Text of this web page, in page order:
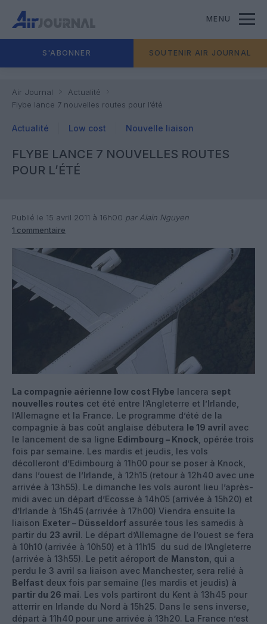
MENU
S'ABONNER SOUTENIR AIR JOURNAL
Air Journal
Actualité
Flybe lance 7 nouvelles routes pour l’été
Actualité Low cost Nouvelle liaison
FLYBE LANCE 7 NOUVELLES ROUTES
POUR L’ÉTÉ
Publié le 15 avril 2011 à 16h00 par Alain Nguyen
1 commentaire
La compagnie aérienne low cost Flybe lancera sept
nouvelles routes cet été entre l’Angleterre et l’Irlande,
l’Allemagne et la France. Le programme d’été de la
compagnie à bas coût anglaise débutera le 19 avril avec
le lancement de sa ligne Edimbourg – Knock , opérée trois
fois par semaine. Les mardis et jeudis, les vols
décolleront d’Edimbourg à 11h00 pour se poser à Knock,
dans l’ouest de l’Irlande, à 12h15 (retour à 12h40 avec une
arrivée à 13h55). Le dimanche les vols auront lieu l’après-
midi avec un départ d’Ecosse à 14h05 (arrivée à 15h20) et
d’Irlande à 15h45 (arrivée à 17h00) Viendra ensuite la
liaison Exeter – Düsseldorf assurée tous les samedis à
partir du 23 avril. Le départ d’Allemagne de l’ouest se fera
à 10h10 (arrivée à 10h50) et à 11h15 du sud de l’Angleterre
(arrivée à 13h55). Le petit aéroport de Manston , qui a
perdu le 3 avril sa liaison avec Manchester, sera relié à
Belfast deux fois par semaine (les mardis et jeudis) à
partir du 26 mai. Les vols partiront du Kent à 13h45 pour
atterrir en Irlande du Nord à 15h25. Dans le sens inverse,
départ à 11h40 pour une arrivée à 13h20. La France n’est